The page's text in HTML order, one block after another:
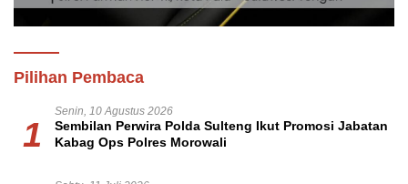
Pilihan Pembaca
1
Senin, 10 Agustus 2026
Sembilan Perwira Polda Sulteng Ikut Promosi Jabatan
Kabag Ops Polres Morowali